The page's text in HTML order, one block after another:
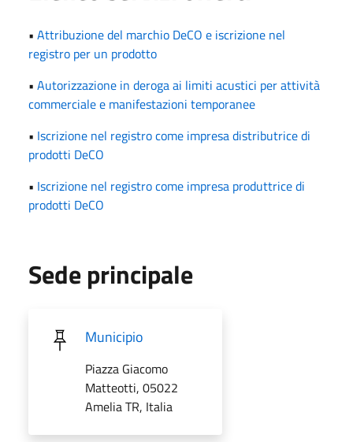
• Attribuzione del marchio DeCO e iscrizione nel
registro per un prodotto
• Autorizzazione in deroga ai limiti acustici per attività
commerciale e manifestazioni temporanee
• Iscrizione nel registro come impresa distributrice di
prodotti DeCO
• Iscrizione nel registro come impresa produttrice di
prodotti DeCO
Sede principale
Municipio
Piazza Giacomo
Matteotti, 05022
Amelia TR, Italia